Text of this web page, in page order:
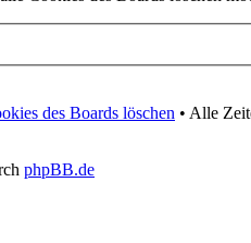
des Boards löschen • Alle
phpBB.de